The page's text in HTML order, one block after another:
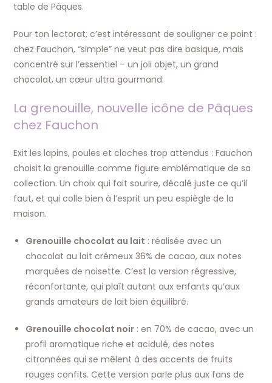
table de Pâques.
Pour ton lectorat, c’est intéressant de souligner ce point :
chez Fauchon, “simple” ne veut pas dire basique, mais
concentré sur l’essentiel – un joli objet, un grand
chocolat, un cœur ultra gourmand.
La grenouille, nouvelle icône de Pâques
chez Fauchon
Exit les lapins, poules et cloches trop attendus : Fauchon
choisit la grenouille comme figure emblématique de sa
collection. Un choix qui fait sourire, décalé juste ce qu’il
faut, et qui colle bien à l’esprit un peu espiègle de la
maison.
Grenouille chocolat au lait : réalisée avec un
chocolat au lait crémeux 36% de cacao, aux notes
marquées de noisette. C’est la version régressive,
réconfortante, qui plaît autant aux enfants qu’aux
grands amateurs de lait bien équilibré.
Grenouille chocolat noir : en 70% de cacao, avec un
profil aromatique riche et acidulé, des notes
citronnées qui se mêlent à des accents de fruits
rouges confits. Cette version parle plus aux fans de